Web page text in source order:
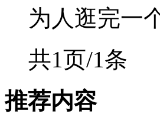
为人逛完一
共1页/1条
推荐内容